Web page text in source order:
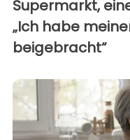
Supermarkt,
„Ich habe
beigebracht“